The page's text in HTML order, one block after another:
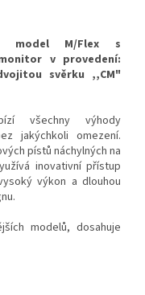
model M/Flex s
v provedení:
svěrku ,,CM"
všechny výhody
jakýchkoli omezení.
pístů náchylných na
inovativní přístup
výkon a dlouhou
modelů, dosahuje